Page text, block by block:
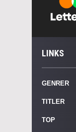
LINKS
GENRER
TITLER
TOP